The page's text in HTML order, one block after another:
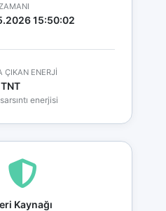
15:50:02
ÇIKAN ENERJİ
enerjisi
Kaynağı